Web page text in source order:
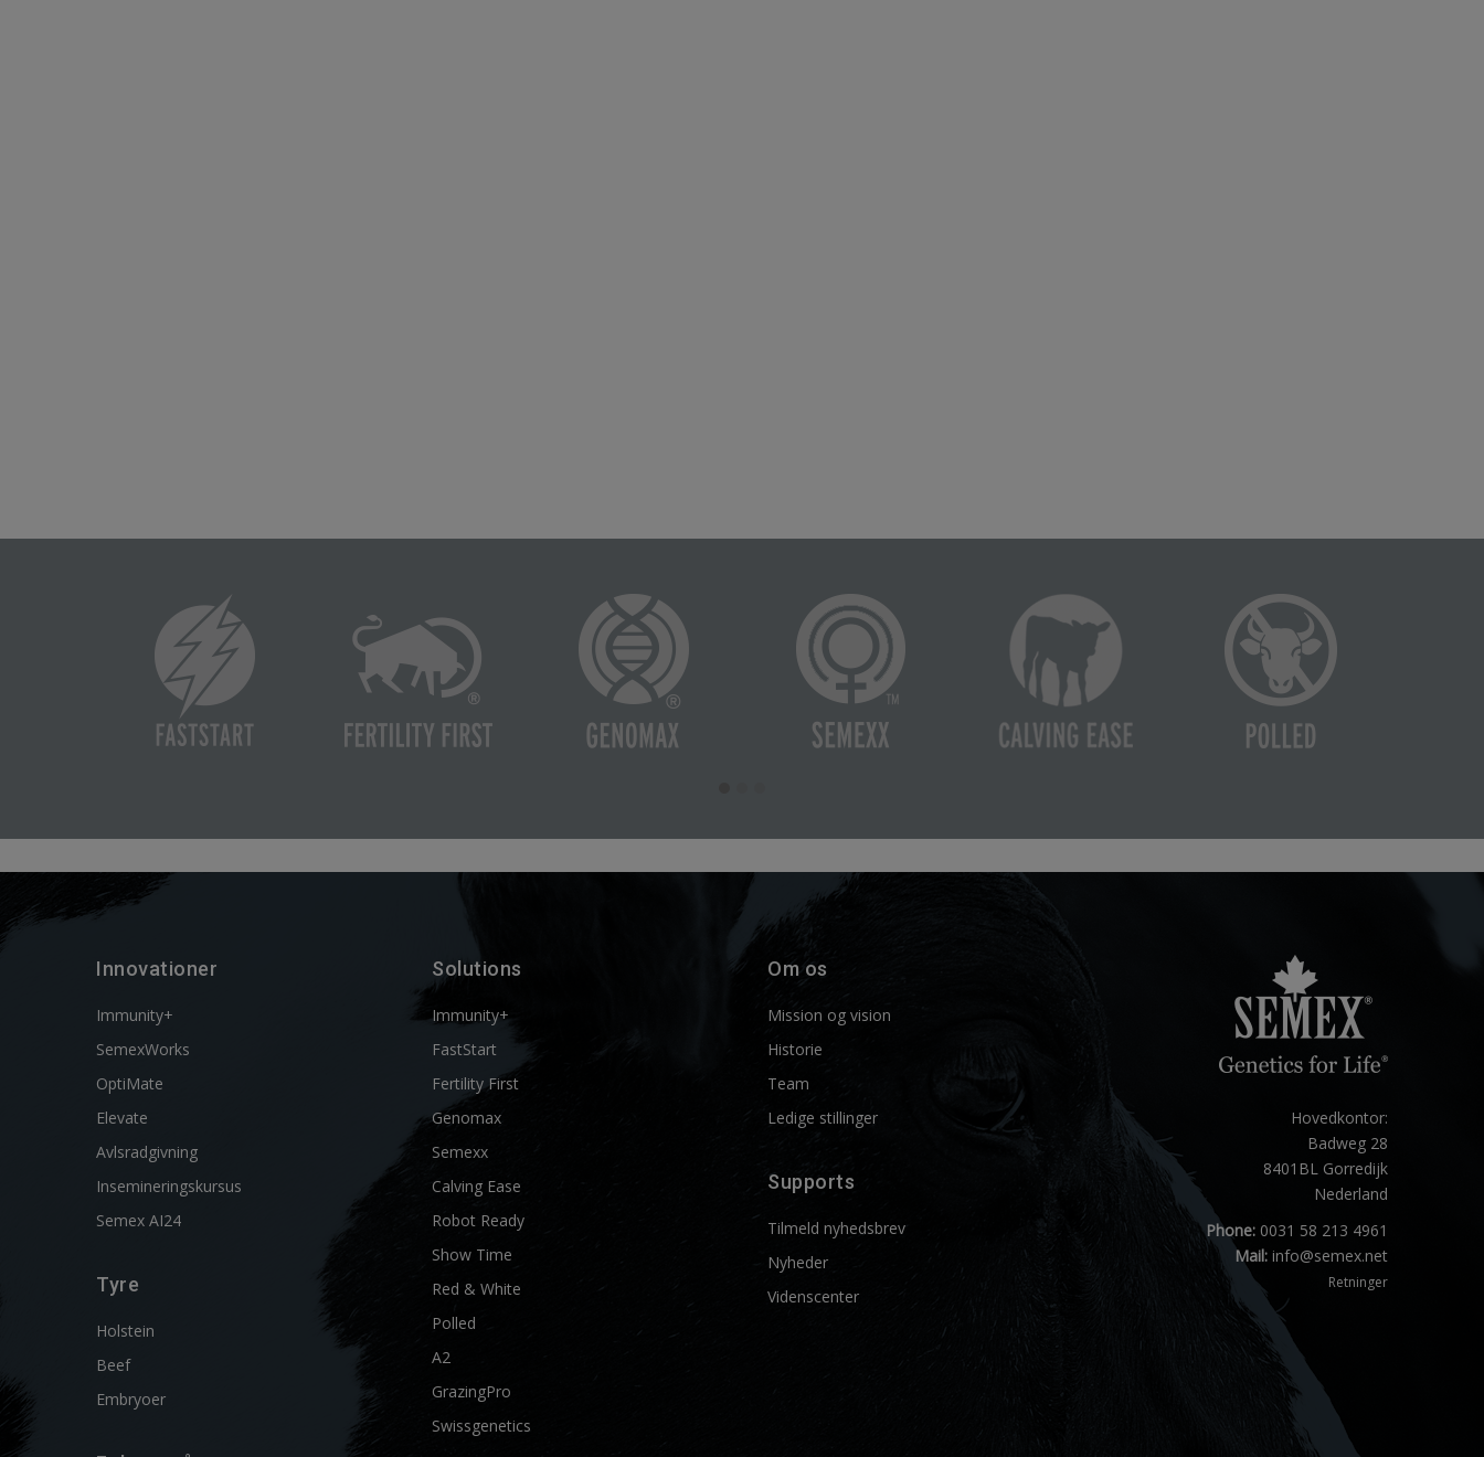
Innovationer
Immunity+
SemexWorks
OptiMate
Elevate
Avlsradgivning
Insemineringskursus
Semex AI24
Tyre
Holstein
Beef
Embryoer
Solutions
Immunity+
FastStart
Fertility First
Genomax
Semexx
Calving Ease
Robot Ready
Show Time
Red & White
Polled
A2
GrazingPro
Swissgenetics
Om os
Mission og vision
Historie
Team
Ledige stillinger
Supports
Tilmeld nyhedsbrev
Nyheder
Videnscenter
Hovedkontor:
Badweg 28
8401BL Gorredijk
Nederland
Phone:0031 58 213 4961
Mail: info@semex.net
Retninger